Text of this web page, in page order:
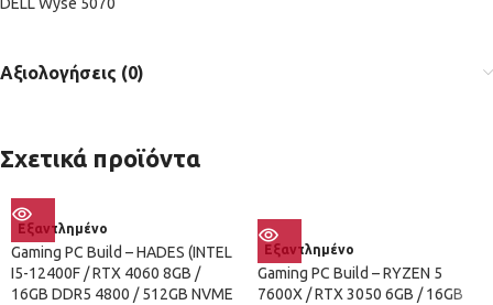
DELL Wyse 5070
Αξιολογήσεις (0)
Σχετικά προϊόντα
Εξαντλημένο
Gaming PC Build – HADES (INTEL
I5-12400F / RTX 4060 8GB /
16GB DDR5 4800 / 512GB NVME
Εξαντλημένο
Gaming PC Build – RYZEN 5
7600X / RTX 3050 6GB / 16GB